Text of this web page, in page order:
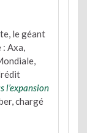
le géant
Axa,
l’expansion
chargé